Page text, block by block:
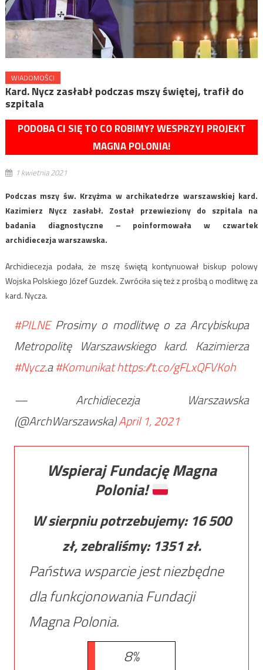
WIADOMOŚCI
Kard. Nycz zasłabł podczas mszy świętej, trafił do
szpitala
PODOBA CI SIĘ TO CO ROBIMY? WESPRZYJ PROJEKT
MAGNA POLONIA!
1 kwietnia 2021
Podczas mszy św. Krzyżma w archikatedrze warszawskiej kard.
Kazimierz Nycz zasłabł. Został przewieziony do szpitala na
badania diagnostyczne – poinformowała w czwartek
archidiecezja warszawska.
Archidiecezja podała, że mszę świętą kontynuował biskup polowy
Wojska Polskiego Józef Guzdek. Zwróciła się też z prośbą o modlitwę za
kard. Nycza.
#PILNEProsimy o modlitwę o za Arcybiskupa
Metropolitę Warszawskiego kard. Kazimierza
#Nycz.a#Komunikathttps://t.co/gFLxQFVKoh
— Archidiecezja Warszawska
(@ArchWarszawska)April 1, 2021
Wspieraj Fundację Magna
Polonia!
W sierpniu potrzebujemy: 16 500
zł, zebraliśmy: 1351zł.
Państwa wsparcie jest niezbędne
dla funkcjonowania Fundacji
Magna Polonia.
8%